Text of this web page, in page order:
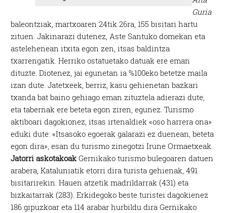
Guria
baleontziak, martxoaren 24tik 26ra, 155 bisitari hartu
zituen. Jakinarazi dutenez, Aste Santuko domekan eta
astelehenean itxita egon zen, itsas baldintza
txarrengatik. Herriko ostatuetako datuak ere eman
dituzte. Diotenez, jai egunetan ia %100eko betetze maila
izan dute. Jatetxeek, berriz, kasu gehienetan bazkari
txanda bat baino gehiago eman zituztela adierazi dute,
eta tabernak ere beteta egon ziren, egunez. Turismo
aktiboari dagokionez, itsas irtenaldiek «oso harrera ona»
eduki dute: «Itsasoko egoerak galarazi ez duenean, beteta
egon dira», esan du turismo zinegotzi Irune Ormaetxeak.
Jatorri askotakoak Gernikako turismo bulegoaren datuen
arabera, Kataluniatik etorri dira turista gehienak, 491
bisitarirekin. Hauen atzetik madrildarrak (431) eta
bizkaitarrak (283). Erkidegoko beste turistei dagokienez
186 gipuzkoar eta 114 arabar hurbildu dira Gernikako